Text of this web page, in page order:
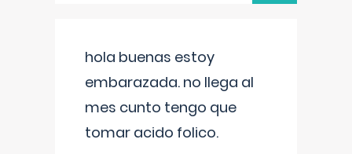
hola buenas estoy
embarazada. no llega al
mes cunto tengo que
tomar acido folico.